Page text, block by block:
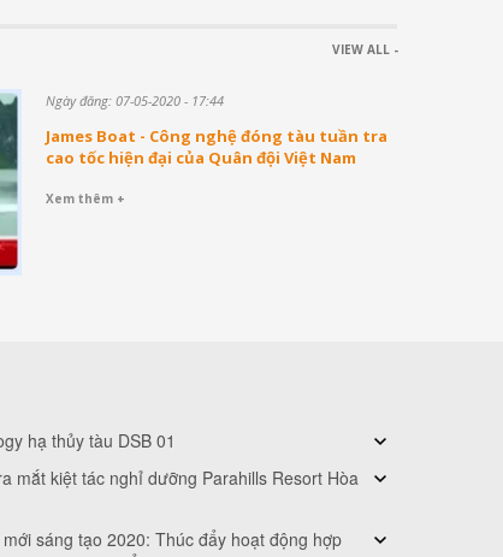
VIEW ALL -
1
Ngày đăng: 07-05-2020 - 17:44
James Boat - Công nghệ đóng tàu tuần tra
cao tốc hiện đại của Quân đội Việt Nam
Xem thêm +
hạ thủy tàu DSB 01
James Boat technology hạ thủy tàu DSB 01 cho Bộ
mắt kiệt tác nghỉ dưỡng Parahills Resort Hòa
Ngày 27/12, kiệt tác nghỉ dưỡng siêu sang Parahills
sáng tạo 2020: Thúc đẩy hoạt động hợp